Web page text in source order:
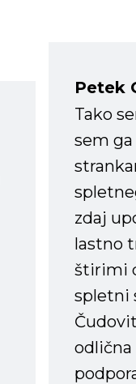
Petek
Tako
sem
zdaj
lastno
štirimi
spletni